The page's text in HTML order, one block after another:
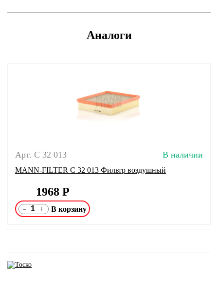
Аналоги
Арт. C 32 013 В наличии
MANN-FILTER C 32 013 Фильтр воздушный
1968 Р
- +